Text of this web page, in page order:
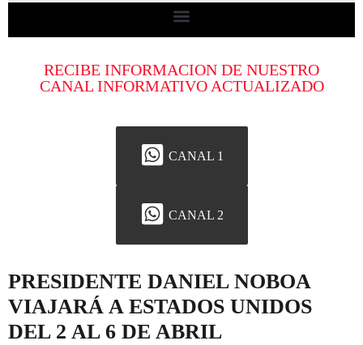
RECIBE INFORMACION DE NUESTRO
CANAL INFORMATIVO ACTUALIZADO
CANAL 1
CANAL 2
PRESIDENTE DANIEL NOBOA
VIAJARÁ A ESTADOS UNIDOS
DEL 2 AL 6 DE ABRIL